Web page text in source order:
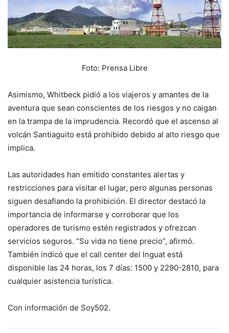
Foto: Prensa Libre
Asimismo, Whitbeck pidió a los viajeros y amantes de la
aventura que sean conscientes de los riesgos y no caigan
en la trampa de la imprudencia. Recordó que el ascenso al
volcán Santiaguito está prohibido debido al alto riesgo que
implica.
Las autoridades han emitido constantes alertas y
restricciones para visitar el lugar, pero algunas personas
siguen desafiando la prohibición. El director destacó la
importancia de informarse y corroborar que los
operadores de turismo estén registrados y ofrezcan
servicios seguros. “Su vida no tiene precio”, afirmó.
También indicó que el call center del Inguat está
disponible las 24 horas, los 7 días: 1500 y 2290-2810, para
cualquier asistencia turística.
Con información de Soy502.